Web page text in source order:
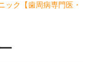
ック【歯周病専門医・